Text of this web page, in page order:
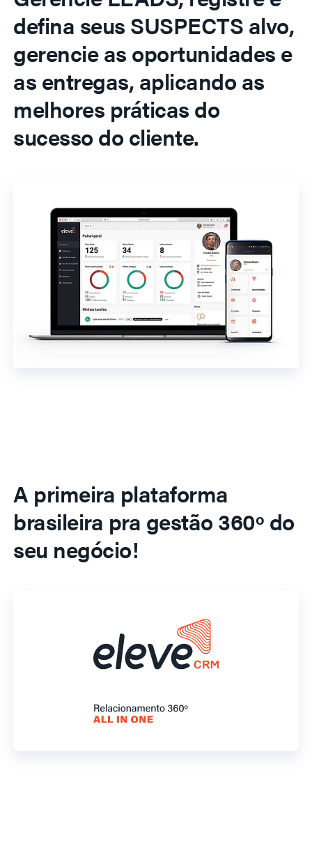
defina seus SUSPECTS alvo,
gerencie as oportunidades e
as entregas, aplicando as
melhores práticas do
sucesso do cliente.
A primeira plataforma
brasileira pra gestão 360º do
seu negócio!